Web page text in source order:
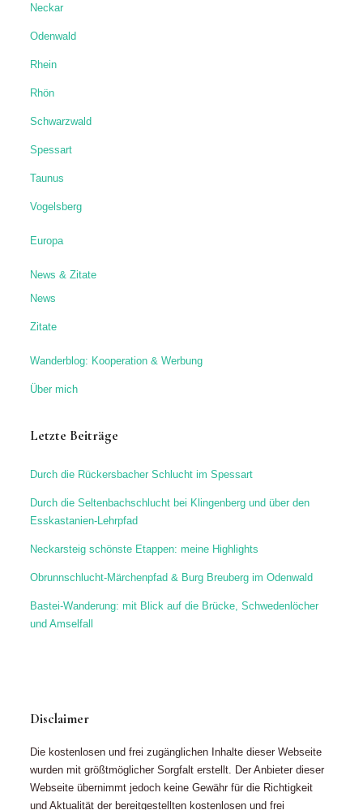
Neckar
Odenwald
Rhein
Rhön
Schwarzwald
Spessart
Taunus
Vogelsberg
Europa
News & Zitate
News
Zitate
Wanderblog: Kooperation & Werbung
Über mich
Letzte Beiträge
Durch die Rückersbacher Schlucht im Spessart
Durch die Seltenbachschlucht bei Klingenberg und über den
Esskastanien-Lehrpfad
Neckarsteig schönste Etappen: meine Highlights
Obrunnschlucht-Märchenpfad & Burg Breuberg im Odenwald
Bastei-Wanderung: mit Blick auf die Brücke, Schwedenlöcher
und Amselfall
Disclaimer
Die kostenlosen und frei zugänglichen Inhalte dieser Webseite
wurden mit größtmöglicher Sorgfalt erstellt. Der Anbieter dieser
Webseite übernimmt jedoch keine Gewähr für die Richtigkeit
und Aktualität der bereitgestellten kostenlosen und frei